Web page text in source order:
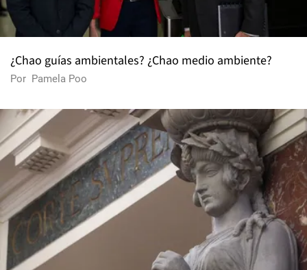
¿Chao guías ambientales? ¿Chao medio ambiente?
Por Pamela Poo